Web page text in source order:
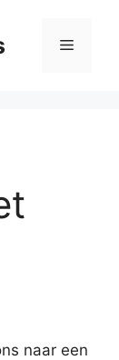
Menu
naar een